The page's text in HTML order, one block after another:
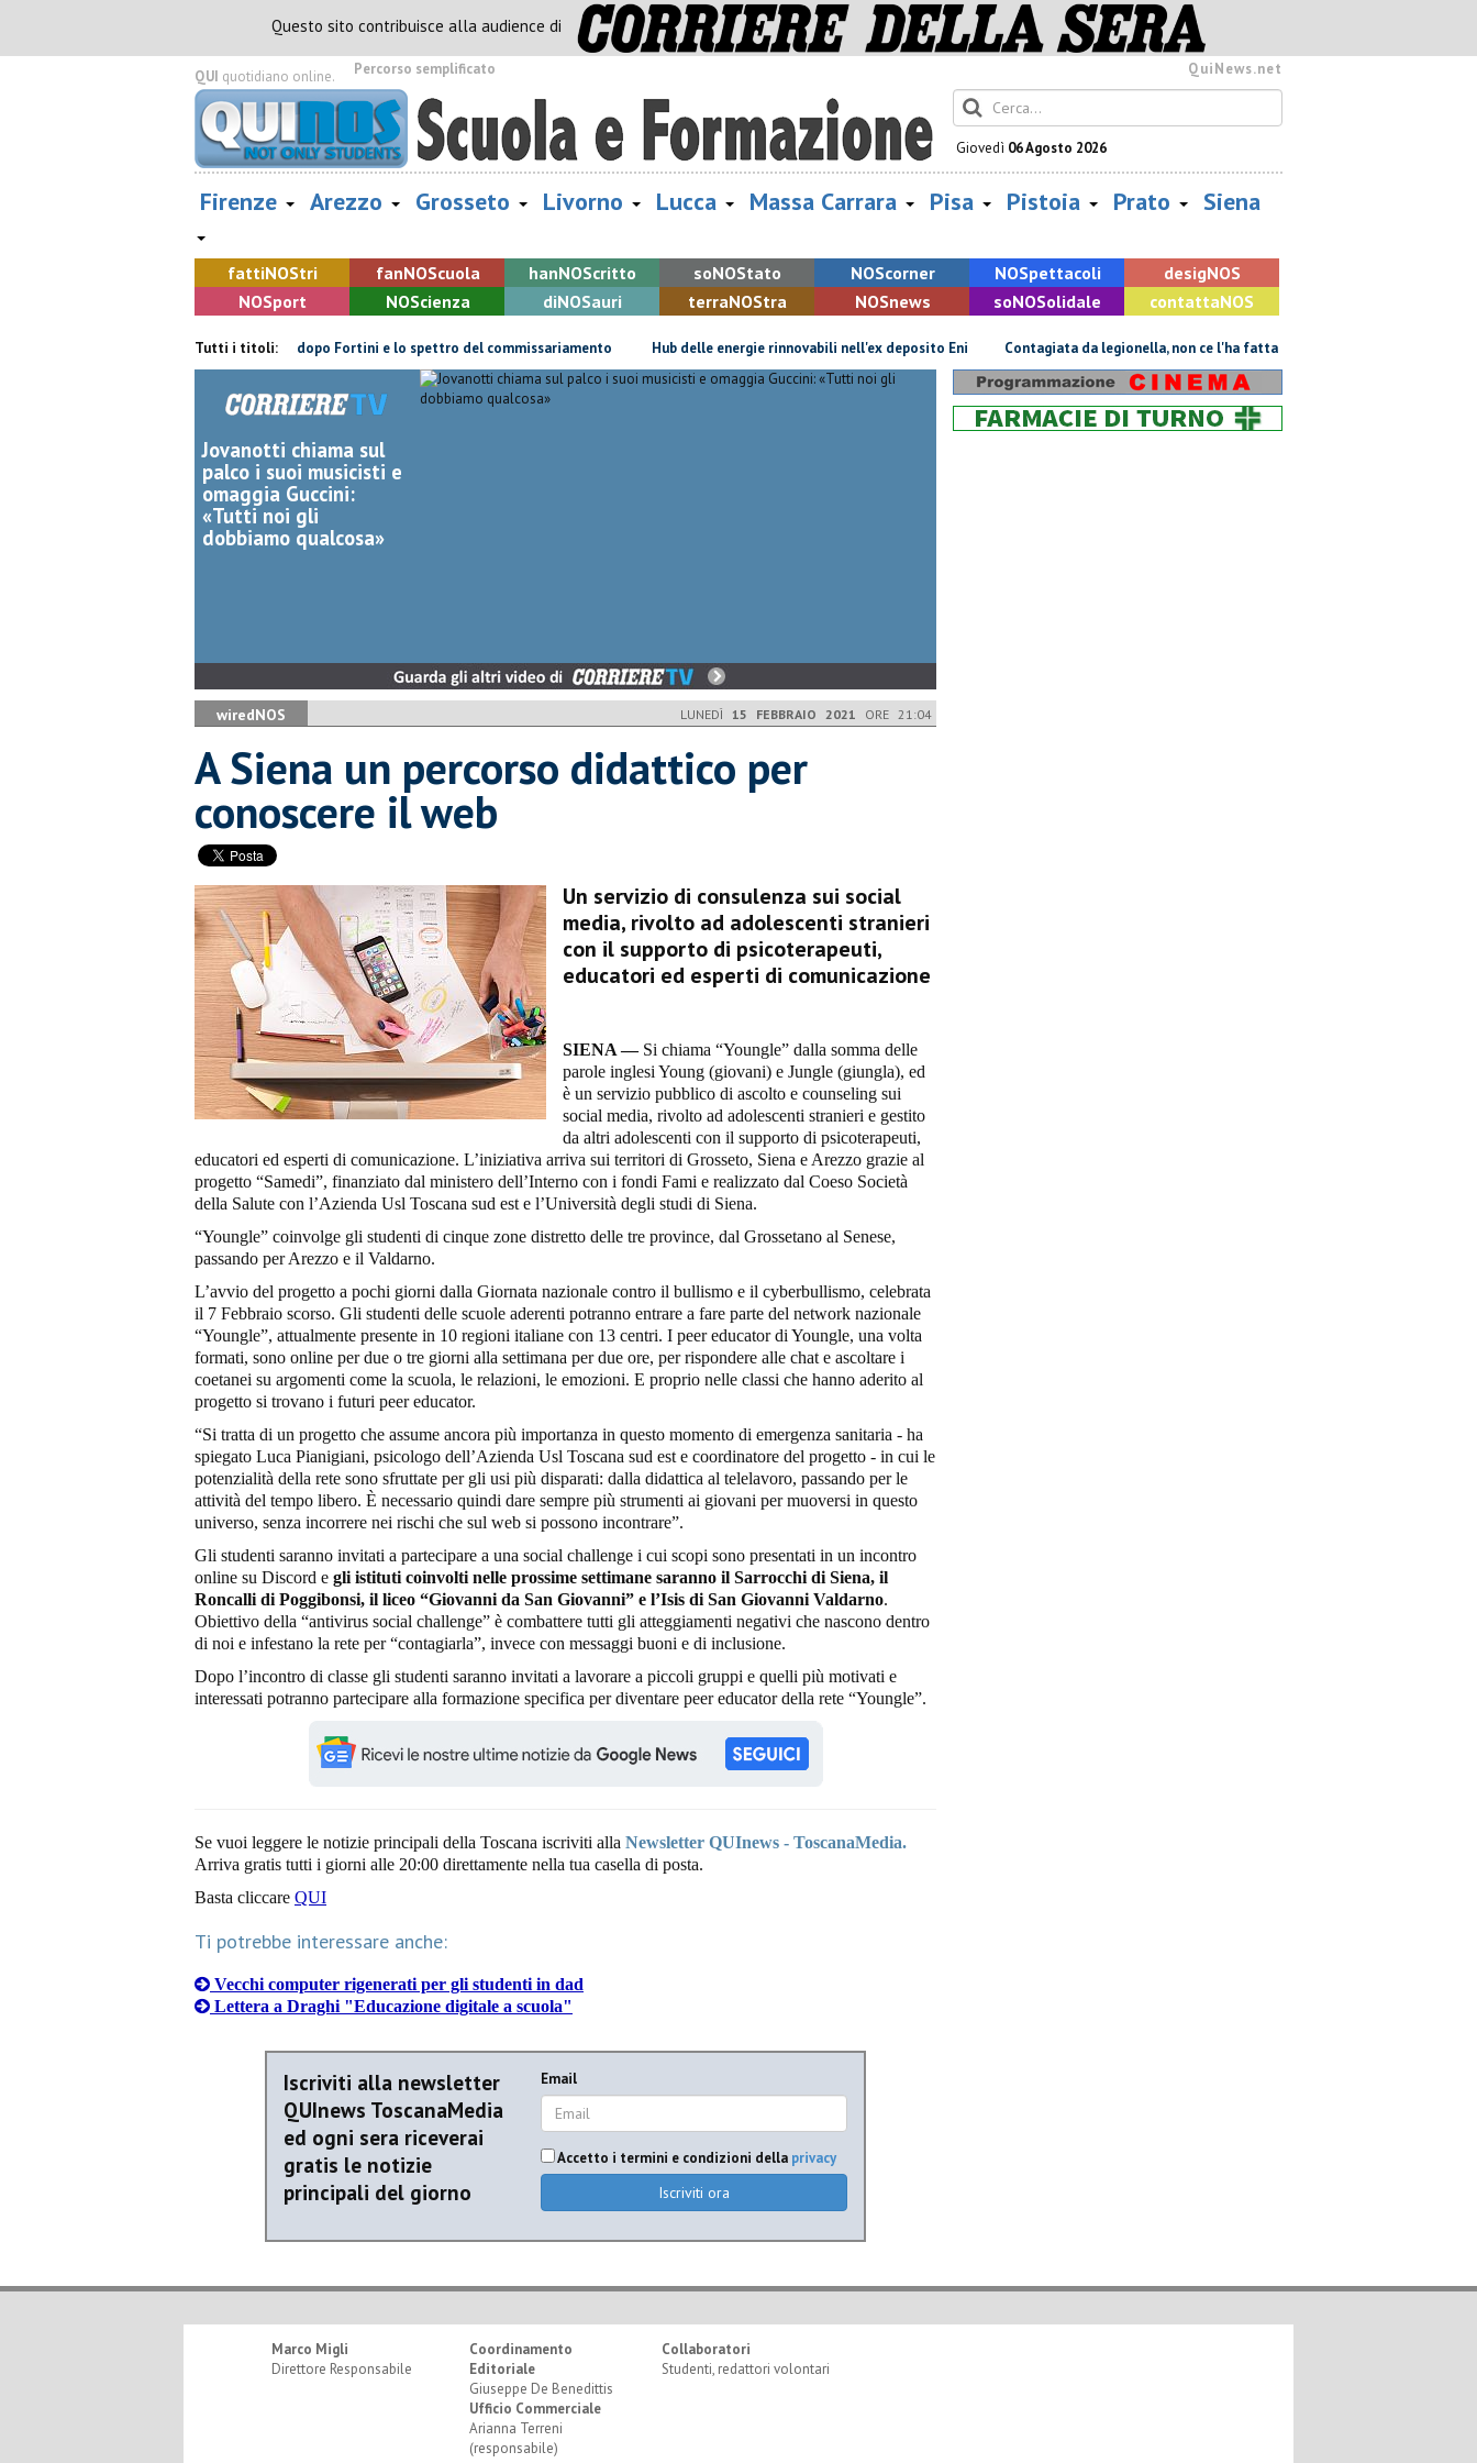
Questo sito contribuisce alla audience di
QUI quotidiano online. Percorso semplificato QuiNews.net
Giovedì 06 Agosto 2026
Firenze Arezzo Grosseto Livorno Lucca Massa Carrara Pisa Pistoia Prato Siena
fattiNOStri fanNOScuola hanNOScritto soNOStato NOScorner NOSpettacoli desigNOS
NOSport NOScienza diNOSauri terraNOStra NOSnews soNOSolidale contattaNOS
Tutti i titoli:
Retiambiente, il dopo Fortini e lo spettro del commissariamento Hub delle energie rinnovabili nell'ex deposito Eni Contagiata da legionella, non ce l'ha fatta
Jovanotti chiama sul
palco i suoi musicisti e
omaggia Guccini:
«Tutti noi gli
dobbiamo qualcosa»
wiredNOS LUNEDÌ 15 FEBBRAIO 2021 ORE 21:04
A Siena un percorso didattico per
conoscere il web
Un servizio di consulenza sui social
media, rivolto ad adolescenti stranieri
con il supporto di psicoterapeuti,
educatori ed esperti di comunicazione
SIENA — Si chiama “Youngle” dalla somma delle
parole inglesi Young (giovani) e Jungle (giungla), ed
è un servizio pubblico di ascolto e counseling sui
social media, rivolto ad adolescenti stranieri e gestito
da altri adolescenti con il supporto di psicoterapeuti,
educatori ed esperti di comunicazione. L’iniziativa arriva sui territori di Grosseto, Siena e Arezzo grazie al
progetto “Samedi”, finanziato dal ministero dell’Interno con i fondi Fami e realizzato dal Coeso Società
della Salute con l’Azienda Usl Toscana sud est e l’Università degli studi di Siena.
“Youngle” coinvolge gli studenti di cinque zone distretto delle tre province, dal Grossetano al Senese,
passando per Arezzo e il Valdarno.
L’avvio del progetto a pochi giorni dalla Giornata nazionale contro il bullismo e il cyberbullismo, celebrata
il 7 Febbraio scorso. Gli studenti delle scuole aderenti potranno entrare a fare parte del network nazionale
“Youngle”, attualmente presente in 10 regioni italiane con 13 centri. I peer educator di Youngle, una volta
formati, sono online per due o tre giorni alla settimana per due ore, per rispondere alle chat e ascoltare i
coetanei su argomenti come la scuola, le relazioni, le emozioni. E proprio nelle classi che hanno aderito al
progetto si trovano i futuri peer educator.
“Si tratta di un progetto che assume ancora più importanza in questo momento di emergenza sanitaria - ha
spiegato Luca Pianigiani, psicologo dell’Azienda Usl Toscana sud est e coordinatore del progetto - in cui le
potenzialità della rete sono sfruttate per gli usi più disparati: dalla didattica al telelavoro, passando per le
attività del tempo libero. È necessario quindi dare sempre più strumenti ai giovani per muoversi in questo
universo, senza incorrere nei rischi che sul web si possono incontrare”.
Gli studenti saranno invitati a partecipare a una social challenge i cui scopi sono presentati in un incontro
online su Discord e gli istituti coinvolti nelle prossime settimane saranno il Sarrocchi di Siena, il
Roncalli di Poggibonsi, il liceo “Giovanni da San Giovanni” e l’Isis di San Giovanni Valdarno.
Obiettivo della “antivirus social challenge” è combattere tutti gli atteggiamenti negativi che nascono dentro
di noi e infestano la rete per “contagiarla”, invece con messaggi buoni e di inclusione.
Dopo l’incontro di classe gli studenti saranno invitati a lavorare a piccoli gruppi e quelli più motivati e
interessati potranno partecipare alla formazione specifica per diventare peer educator della rete “Youngle”.
Se vuoi leggere le notizie principali della Toscana iscriviti alla Newsletter QUInews - ToscanaMedia.
Arriva gratis tutti i giorni alle 20:00 direttamente nella tua casella di posta.
Basta cliccare QUI
Ti potrebbe interessare anche:
Vecchi computer rigenerati per gli studenti in dad
Lettera a Draghi "Educazione digitale a scuola"
Iscriviti alla newsletter
QUInews ToscanaMedia
ed ogni sera riceverai
gratis le notizie
principali del giorno
Email
Accetto i termini e condizioni della privacy
Iscriviti ora
Marco Migli
Direttore Responsabile
Coordinamento
Editoriale
Giuseppe De Benedittis
Ufficio Commerciale
Arianna Terreni
(responsabile)
Collaboratori
Studenti, redattori volontari